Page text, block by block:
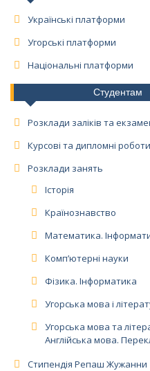
Українські платформи
Угорські платформи
Національні платформи
Студентам
Розклади заліків та
Курсові та дипломні роботи
Розклади занять
Історія
Країнознавство
Математика.
Комп’ютерні науки
Фізика. Інформатика
Угорська мова і
Угорська мова та
Англійська мова.
Стипендія Репаш Жужанни